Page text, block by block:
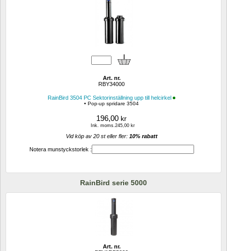
Art. nr.
RBY34000
RainBird 3504 PC Sektorinställning upp till helcirkel
• Pop-up spridare 3504
196,00 kr
Ink. moms.245,00 kr
Vid köp av 20 st eller fler: 10% rabatt
Notera munstyckstorlek :
RainBird serie 5000
Art. nr.